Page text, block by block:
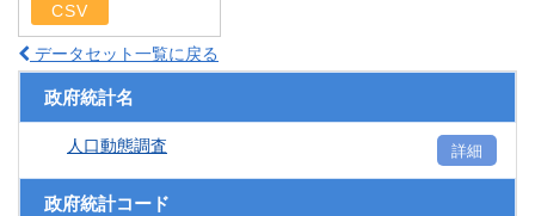
CSV
データセット一覧に戻る
政府統計名
人口動態調査 詳細
政府統計コード